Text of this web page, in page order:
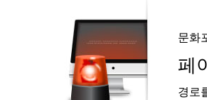
문화
페
경로